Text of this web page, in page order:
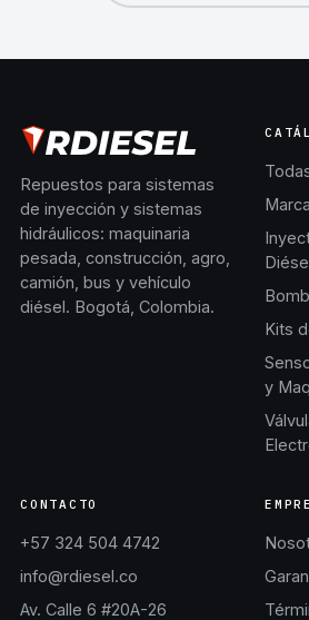
Repuestos para sistemas
de inyección y sistemas
hidráulicos: maquinaria
pesada, construcción, agro,
camión, bus y vehículo
diésel. Bogotá, Colombia.
Kits
y
CONTACTO
+57 324 504 4742
info@rdiesel.co
Av. Calle 6 #20A-26